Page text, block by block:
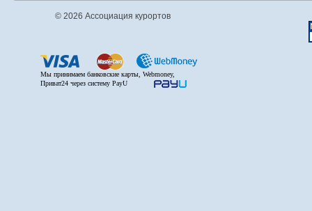
© 2026 Ассоциация курортов
Мы принимаем банковские карты, Webmoney,
Приват24 через систему PayU